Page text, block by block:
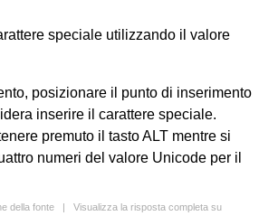
speciale utilizzando il valore
posizionare il punto di inserimento
inserire il carattere speciale.
premuto il tasto ALT mentre si
numeri del valore Unicode per il
della fonte | Visualizza la risposta completa su